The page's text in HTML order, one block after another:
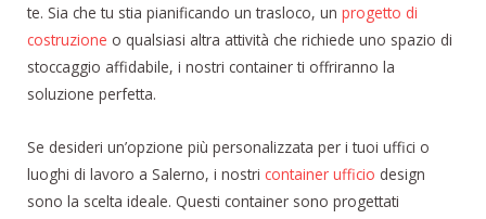
te. Sia che tu stia pianificando un trasloco, un progetto di
costruzione o qualsiasi altra attività che richiede uno spazio di
stoccaggio affidabile, i nostri container ti offriranno la
soluzione perfetta.
Se desideri un’opzione più personalizzata per i tuoi uffici o
luoghi di lavoro a Salerno, i nostri container ufficio design
sono la scelta ideale. Questi container sono progettati